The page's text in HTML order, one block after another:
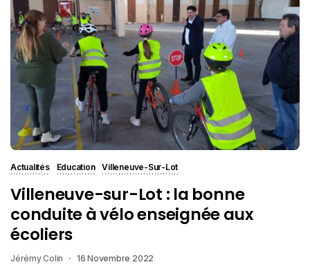
Actualités Education Villeneuve-Sur-Lot
Villeneuve-sur-Lot : la bonne
conduite à vélo enseignée aux
écoliers
Jérémy Colin 16 Novembre 2022